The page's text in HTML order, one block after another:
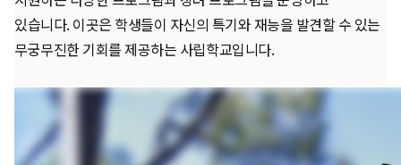
있습니다. 이곳은 학생들이 자신의 특기와 재능을 발견할 수 있는
무궁무진한 기회를 제공하는 사립학교입니다.